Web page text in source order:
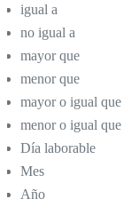
igual a
no igual a
mayor que
menor que
mayor o igual que
menor o igual que
Día laborable
Mes
Año